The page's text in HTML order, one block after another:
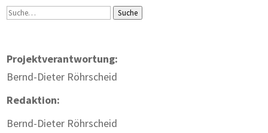
Suche Suche
Projektverantwortung:
Bernd-Dieter Röhrscheid
Redaktion:
Bernd-Dieter Röhrscheid